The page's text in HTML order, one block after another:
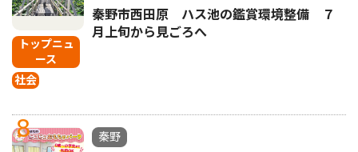
トップニュ
ース
社会
秦野市西田原 ハス池の鑑賞環境整備 ７
月上旬から見ごろへ
8
秦野